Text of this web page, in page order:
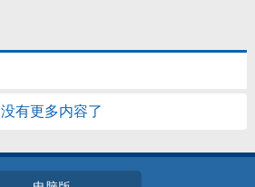
没有更多内容了